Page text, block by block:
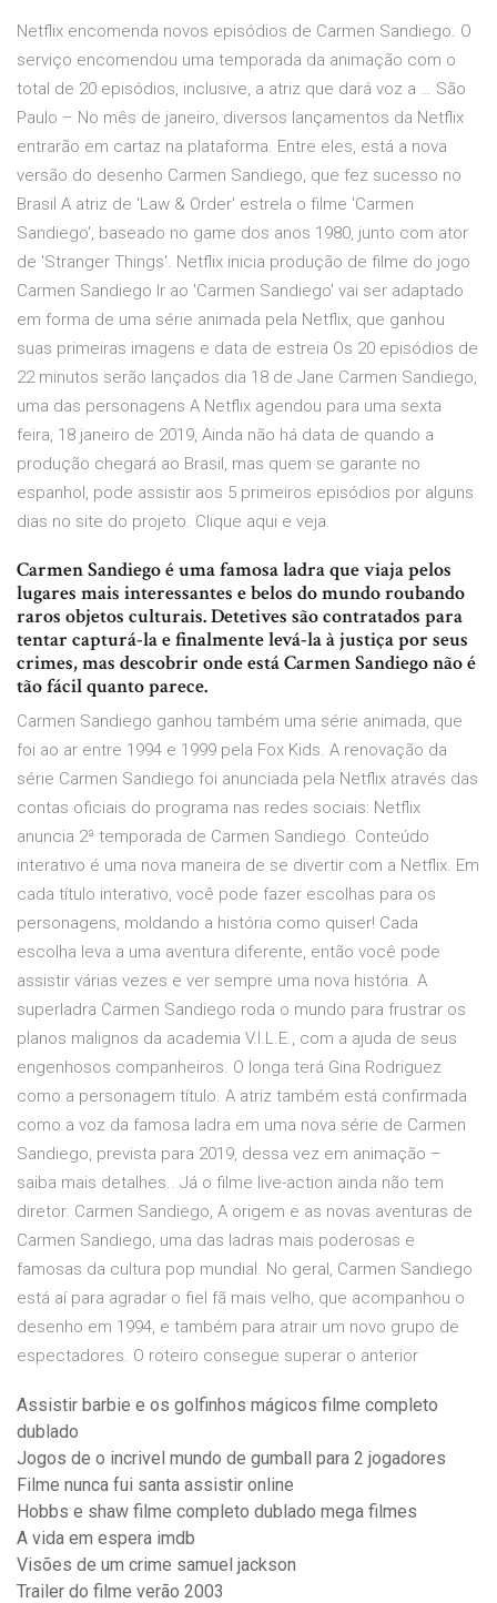
Netflix encomenda novos episódios de Carmen Sandiego. O
serviço encomendou uma temporada da animação com o
total de 20 episódios, inclusive, a atriz que dará voz a … São
Paulo – No mês de janeiro, diversos lançamentos da Netflix
entrarão em cartaz na plataforma. Entre eles, está a nova
versão do desenho Carmen Sandiego, que fez sucesso no
Brasil A atriz de 'Law & Order' estrela o filme 'Carmen
Sandiego', baseado no game dos anos 1980, junto com ator
de 'Stranger Things'. Netflix inicia produção de filme do jogo
Carmen Sandiego Ir ao 'Carmen Sandiego' vai ser adaptado
em forma de uma série animada pela Netflix, que ganhou
suas primeiras imagens e data de estreia Os 20 episódios de
22 minutos serão lançados dia 18 de Jane Carmen Sandiego,
uma das personagens A Netflix agendou para uma sexta
feira, 18 janeiro de 2019, Ainda não há data de quando a
produção chegará ao Brasil, mas quem se garante no
espanhol, pode assistir aos 5 primeiros episódios por alguns
dias no site do projeto. Clique aqui e veja.
Carmen Sandiego é uma famosa ladra que viaja pelos
lugares mais interessantes e belos do mundo roubando
raros objetos culturais. Detetives são contratados para
tentar capturá-la e finalmente levá-la à justiça por seus
crimes, mas descobrir onde está Carmen Sandiego não é
tão fácil quanto parece.
Carmen Sandiego ganhou também uma série animada, que
foi ao ar entre 1994 e 1999 pela Fox Kids. A renovação da
série Carmen Sandiego foi anunciada pela Netflix através das
contas oficiais do programa nas redes sociais: Netflix
anuncia 2ª temporada de Carmen Sandiego. Conteúdo
interativo é uma nova maneira de se divertir com a Netflix. Em
cada título interativo, você pode fazer escolhas para os
personagens, moldando a história como quiser! Cada
escolha leva a uma aventura diferente, então você pode
assistir várias vezes e ver sempre uma nova história. A
superladra Carmen Sandiego roda o mundo para frustrar os
planos malignos da academia V.I.L.E., com a ajuda de seus
engenhosos companheiros. O longa terá Gina Rodriguez
como a personagem título. A atriz também está confirmada
como a voz da famosa ladra em uma nova série de Carmen
Sandiego, prevista para 2019, dessa vez em animação –
saiba mais detalhes.. Já o filme live-action ainda não tem
diretor. Carmen Sandiego, A origem e as novas aventuras de
Carmen Sandiego, uma das ladras mais poderosas e
famosas da cultura pop mundial. No geral, Carmen Sandiego
está aí para agradar o fiel fã mais velho, que acompanhou o
desenho em 1994, e também para atrair um novo grupo de
espectadores. O roteiro consegue superar o anterior
Assistir barbie e os golfinhos mágicos filme completo
dublado
Jogos de o incrivel mundo de gumball para 2 jogadores
Filme nunca fui santa assistir online
Hobbs e shaw filme completo dublado mega filmes
A vida em espera imdb
Visões de um crime samuel jackson
Trailer do filme verão 2003